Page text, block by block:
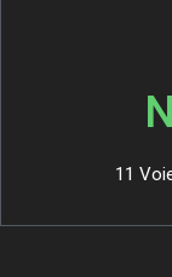
11